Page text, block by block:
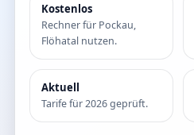
Kostenlos
Rechner für Pockau,
Flöhatal nutzen.
Aktuell
Tarife für 2026 geprüft.